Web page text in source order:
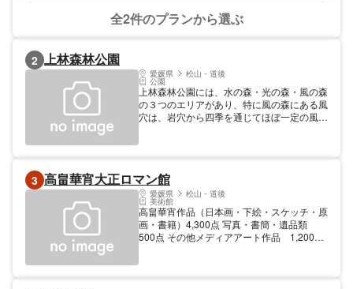
全2件のプランから選ぶ
2 上林森林公園
愛媛県 松山・道後
公園
上林森林公園には、水の森・光の森・風の森
の３つのエリアがあり、特に風の森にある風
穴は、岩穴から四季を通じてほぼ一定の風が
3 高畠華宵大正ロマン館
愛媛県 松山・道後
美術館
高畠華宵作品（日本画・下絵・スケッチ・原
画・書籍）4,300点 写真・書簡・遺品類
500点 その他メディアアート作品 1,200点